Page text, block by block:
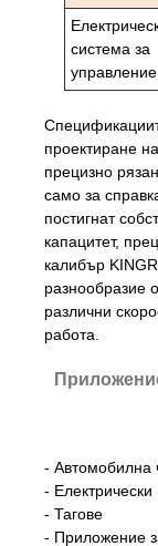
система за
управление
проектиране
прецизно
само за
постигнат
капацитет,
калибър
разнообразие
различни
работа.
- Автомобилна
- Електрически
- Тагове
- Приложение